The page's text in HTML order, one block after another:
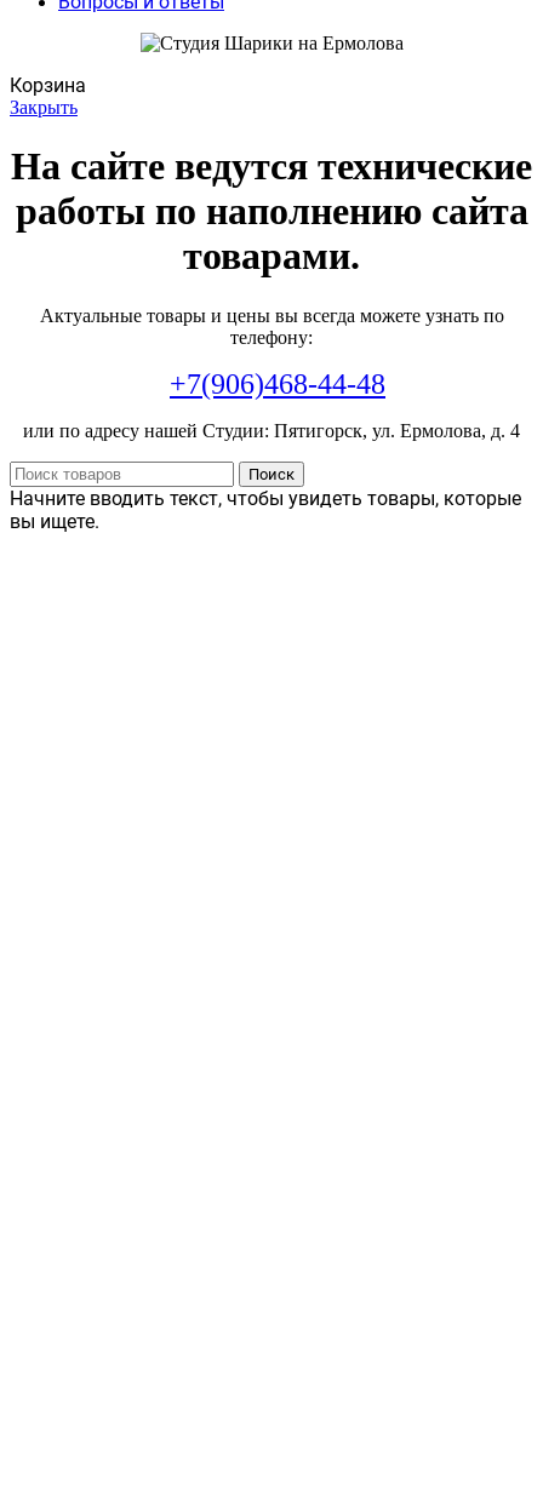
Корзина
Закрыть
На сайте ведутся технические
работы по наполнению сайта
товарами.
Актуальные товары и цены вы всегда можете узнать по
телефону:
+7(906)468-44-48
или по адресу нашей Студии: Пятигорск, ул. Ермолова, д. 4
Поиск
Начните вводить текст, чтобы увидеть товары, которые
вы ищете.